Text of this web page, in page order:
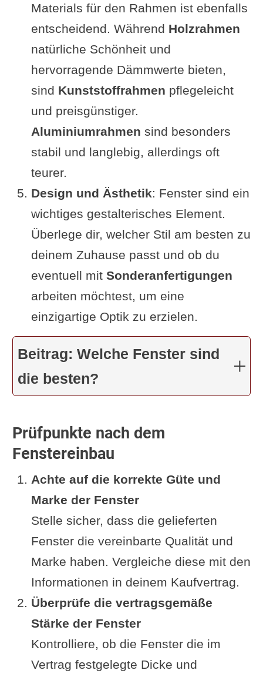
Materials für den Rahmen ist ebenfalls
entscheidend. Während Holzrahmen
natürliche Schönheit und
hervorragende Dämmwerte bieten,
sind Kunststoffrahmen pflegeleicht
und preisgünstiger.
Aluminiumrahmen sind besonders
stabil und langlebig, allerdings oft
teurer.
Design und Ästhetik: Fenster sind ein
wichtiges gestalterisches Element.
Überlege dir, welcher Stil am besten zu
deinem Zuhause passt und ob du
eventuell mit Sonderanfertigungen
arbeiten möchtest, um eine
einzigartige Optik zu erzielen.
Beitrag: Welche Fenster sind
die besten?
Prüfpunkte nach dem
Fenstereinbau
Achte auf die korrekte Güte und
Marke der Fenster
Stelle sicher, dass die gelieferten
Fenster die vereinbarte Qualität und
Marke haben. Vergleiche diese mit den
Informationen in deinem Kaufvertrag.
Überprüfe die vertragsgemäße
Stärke der Fenster
Kontrolliere, ob die Fenster die im
Vertrag festgelegte Dicke und